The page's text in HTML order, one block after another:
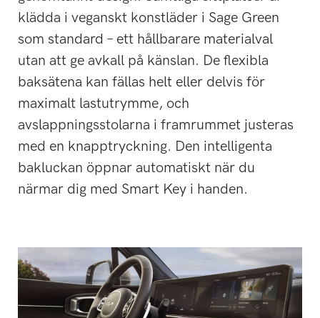
klädda i veganskt konstläder i Sage Green
som standard – ett hållbarare materialval
utan att ge avkall på känslan. De flexibla
baksätena kan fällas helt eller delvis för
maximalt lastutrymme, och
avslappningsstolarna i framrummet justeras
med en knapptryckning. Den intelligenta
bakluckan öppnar automatiskt när du
närmar dig med Smart Key i handen.